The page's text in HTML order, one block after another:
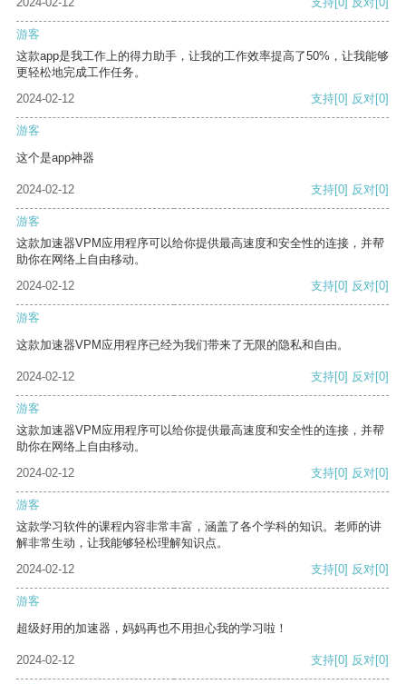
游客
这款app是我工作上的得力助手，让我的工作效率提高了50%，让我能够
更轻松地完成工作任务。
2024-02-12
支持[0] 反对[0]
游客
这个是app神器
2024-02-12 支持[0] 反对[0]
游客
这款加速器VPM应用程序可以给你提供最高速度和安全性的连接，并帮
助你在网络上自由移动。
2024-02-12
支持[0] 反对[0]
游客
这款加速器VPM应用程序已经为我们带来了无限的隐私和自由。
2024-02-12 支持[0] 反对[0]
游客
这款加速器VPM应用程序可以给你提供最高速度和安全性的连接，并帮
助你在网络上自由移动。
2024-02-12
支持[0] 反对[0]
游客
这款学习软件的课程内容非常丰富，涵盖了各个学科的知识。老师的讲
解非常生动，让我能够轻松理解知识点。
2024-02-12
支持[0] 反对[0]
游客
超级好用的加速器，妈妈再也不用担心我的学习啦！
2024-02-12 支持[0] 反对[0]